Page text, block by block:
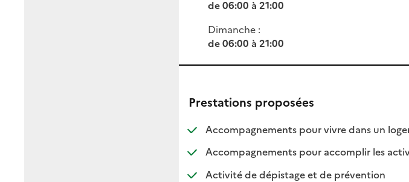
de 06:00 à 21:00
Dimanche :
de 06:00 à 21:00
Prestations proposées
Accompagnements pour vivre dans un
Accompagnements pour accomplir les
Activité de dépistage et de prévention
:
: non